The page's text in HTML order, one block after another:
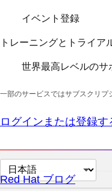
イベント登録
トレーニングとトライア
世界最高レベルのサ
一部のサービスではサブスクリプ
ログインまたは登録す
ペ
ー
Red Hat ブログ